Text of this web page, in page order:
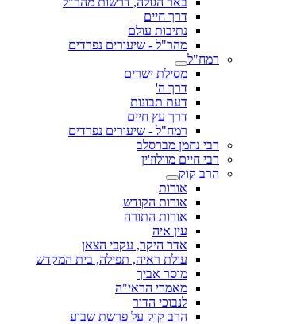
דרך חיים
נתיבות עולם
מהר"ל - שיעורים נפרדים
רמח"ל
מסילת ישרים
דרך ה'
דעת תבונות
דרך עץ חיים
רמח"ל - שיעורים נפרדים
רבי נחמן מברסלב
רבי חיים מוולוז'ין
הרב קוק
אורות
אורות הקודש
אורות התורה
עין איה
אדר היקר, עקבי הצאן
עולת ראיה, תפילה, בית המקדש
מוסר אביך
מאמרי הראי"ה
לנבוכי הדור
הרב קוק על פרשת שבוע